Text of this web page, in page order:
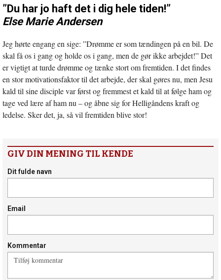
”Du har jo haft det i dig hele tiden!”
Else Marie Andersen
Jeg hørte engang en sige: ”Drømme er som tændingen på en bil. De
skal få os i gang og holde os i gang, men de gør ikke arbejdet!” Det
er vigtigt at turde drømme og tænke stort om fremtiden. I det findes
en stor motivationsfaktor til det arbejde, der skal gøres nu, men Jesu
kald til sine disciple var først og fremmest et kald til at følge ham og
tage ved lære af ham nu – og åbne sig for Helligåndens kraft og
ledelse. Sker det, ja, så vil fremtiden blive stor!
GIV DIN MENING TIL KENDE
Dit fulde navn
Email
Kommentar